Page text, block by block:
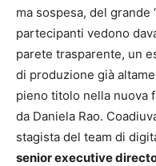
ma sospesa, del grande
partecipanti vedono
parete trasparente, un
di produzione già
pieno titolo nella nuova
da Daniela Rao.
stagista del team di
senior executive